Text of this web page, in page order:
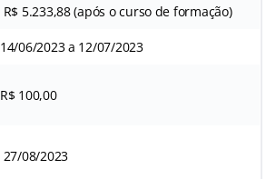
R$ 5.233,88 (após o curso de formação)
14/06/2023 a 12/07/2023
R$ 100,00
27/08/2023